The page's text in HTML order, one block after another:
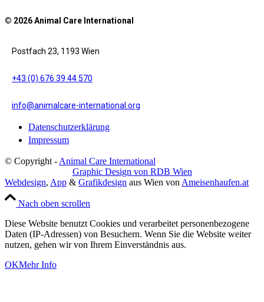
© 2026 Animal Care International
Postfach 23, 1193 Wien
+43 (0) 676 39 44 570
info@animalcare-international.org
Datenschutzerklärung
Impressum
© Copyright - Animal Care International
Graphic Design von RDB Wien
Webdesign, App & Grafikdesign aus Wien von Ameisenhaufen.at
Nach oben scrollen
Diese Website benutzt Cookies und verarbeitet personenbezogene
Daten (IP-Adressen) von Besuchern. Wenn Sie die Website weiter
nutzen, gehen wir von Ihrem Einverständnis aus.
OKMehr Info